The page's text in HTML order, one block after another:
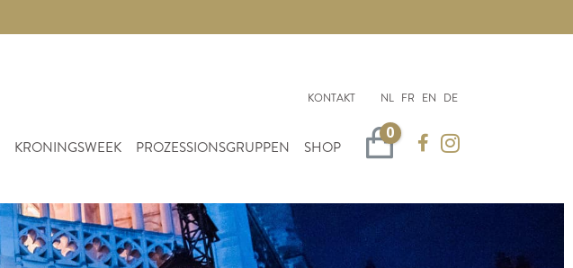
KONTAKT NL FR EN DE
KRONINGSWEEK PROZESSIONSGRUPPEN SHOP Warenkorb
0